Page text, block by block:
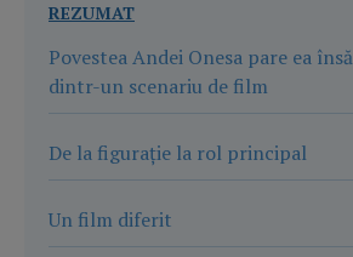
REZUMAT
Povestea Andei Onesa pare ea
dintr-un scenariu de film
De la figurație la rol principal
Un film diferit